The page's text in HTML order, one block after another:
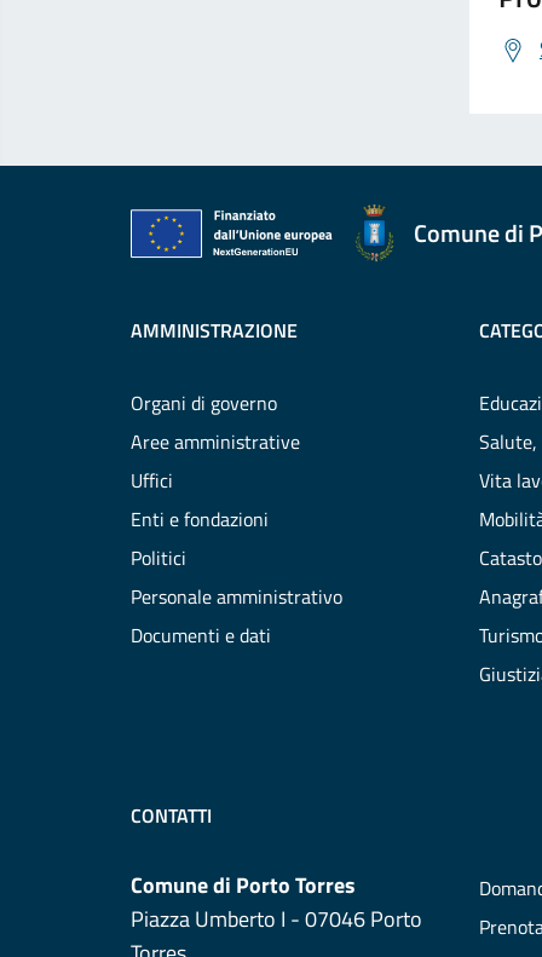
Comune di
AMMINISTRAZIONE
Organi di governo
Aree amministrative
Uffici
Enti e fondazioni
Politici
Personale amministrativo
Documenti e dati
Salute,
Vita
CONTATTI
Comune di Porto Torres
Piazza Umberto I - 07046 Porto